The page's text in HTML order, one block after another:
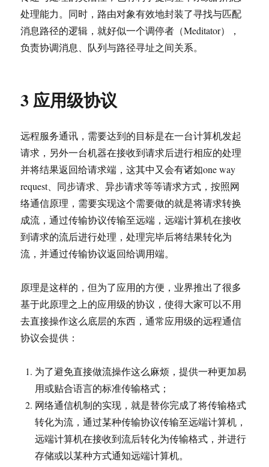
处理能力。同时，路由对象有效地封装了寻找与匹配
消息路径的逻辑，就好似一个调停者（Meditator），
负责协调消息、队列与路径寻址之间关系。
3 应用级协议
远程服务通讯，需要达到的目标是在一台计算机发起
请求，另外一台机器在接收到请求后进行相应的处理
并将结果返回给请求端，这其中又会有诸如one way
request、同步请求、异步请求等等请求方式，按照网
络通信原理，需要实现这个需要做的就是将请求转换
成流，通过传输协议传输至远端，远端计算机在接收
到请求的流后进行处理，处理完毕后将结果转化为
流，并通过传输协议返回给调用端。
原理是这样的，但为了应用的方便，业界推出了很多
基于此原理之上的应用级的协议，使得大家可以不用
去直接操作这么底层的东西，通常应用级的远程通信
协议会提供：
为了避免直接做流操作这么麻烦，提供一种更加易
用或贴合语言的标准传输格式；
网络通信机制的实现，就是替你完成了将传输格式
转化为流，通过某种传输协议传输至远端计算机，
远端计算机在接收到流后转化为传输格式，并进行
存储或以某种方式通知远端计算机。